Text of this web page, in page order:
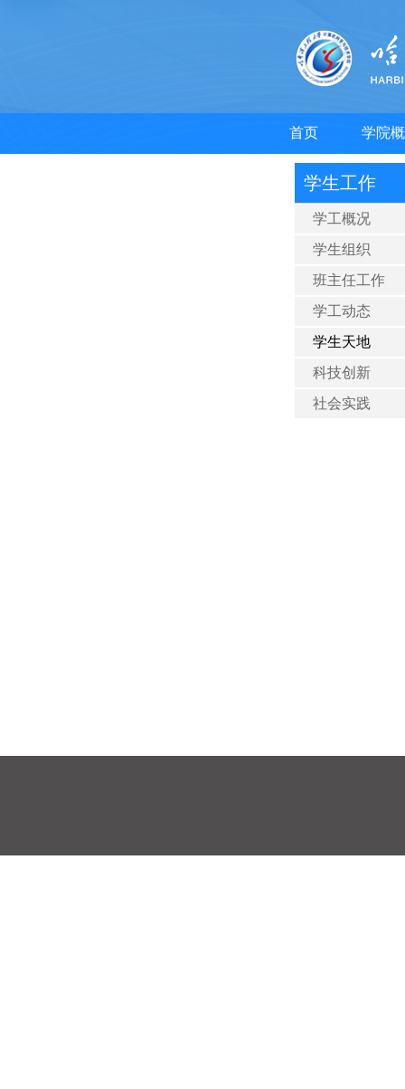
首页 学院
学生工作
学工概况
学生组织
班主任工作
学工动态
学生天地
科技创新
社会实践